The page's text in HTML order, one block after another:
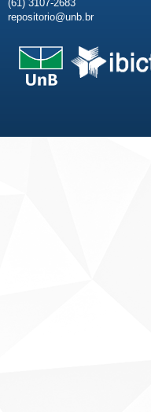
(61) 3107-2683
repositorio@unb.br